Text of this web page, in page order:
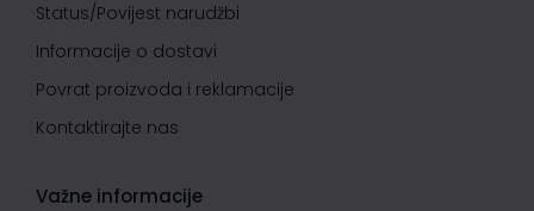
Status/Povijest narudžbi
Informacije o dostavi
Povrat proizvoda i reklamacije
Kontaktirajte nas
Važne informacije